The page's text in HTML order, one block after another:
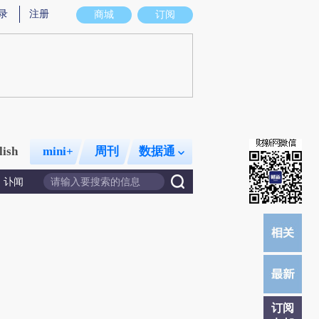
商城 订阅
注册
mini+ 周刊 数据通
讣闻
订阅